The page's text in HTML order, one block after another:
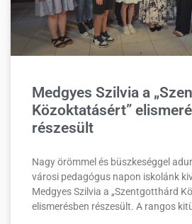
Medgyes Szilvia a
Közoktatásért”
részesült
Nagy örömmel és büszkeséggel
városi pedagógus napon iskolánk
Medgyes Szilvia a „Szentgotthárd
elismerésben részesült. A rangos